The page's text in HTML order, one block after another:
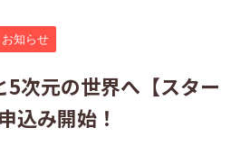
お知らせ
5次元の世界へ【スター
込み開始！